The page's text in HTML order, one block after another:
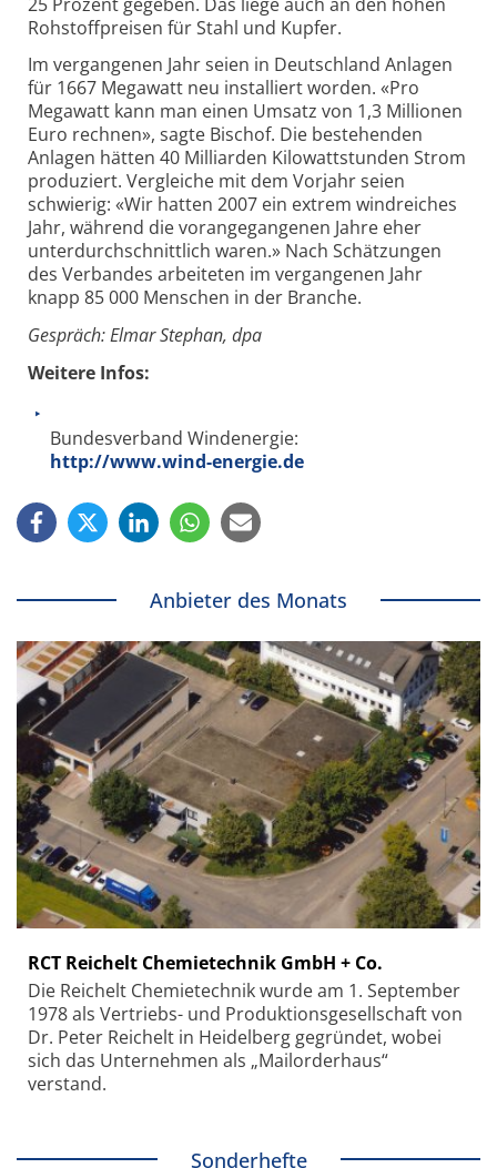
Rohstoffpreisen für Stahl und Kupfer.
Im vergangenen Jahr seien in Deutschland Anlagen
für 1667 Megawatt neu installiert worden. «Pro
Megawatt kann man einen Umsatz von 1,3 Millionen
Euro rechnen», sagte Bischof. Die bestehenden
Anlagen hätten 40 Milliarden Kilowattstunden Strom
produziert. Vergleiche mit dem Vorjahr seien
schwierig: «Wir hatten 2007 ein extrem windreiches
Jahr, während die vorangegangenen Jahre eher
unterdurchschnittlich waren.» Nach Schätzungen
des Verbandes arbeiteten im vergangenen Jahr
knapp 85 000 Menschen in der Branche.
Gespräch: Elmar Stephan, dpa
Weitere Infos:
Bundesverband Windenergie:
http://www.wind-energie.de
Anbieter des Monats
RCT Reichelt Chemietechnik GmbH + Co.
Die Reichelt Chemietechnik wurde am 1. September
1978 als Vertriebs- und Produktionsgesellschaft von
Dr. Peter Reichelt in Heidelberg gegründet, wobei
sich das Unternehmen als „Mailorderhaus“
verstand.
Sonderhefte